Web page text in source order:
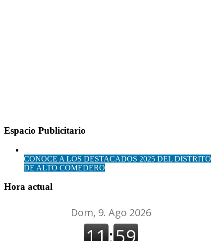
Espacio Publicitario
CONOCE A LOS DESTACADOS 2025 DEL DISTRITO
DE ALTO COMEDERO
Hora actual